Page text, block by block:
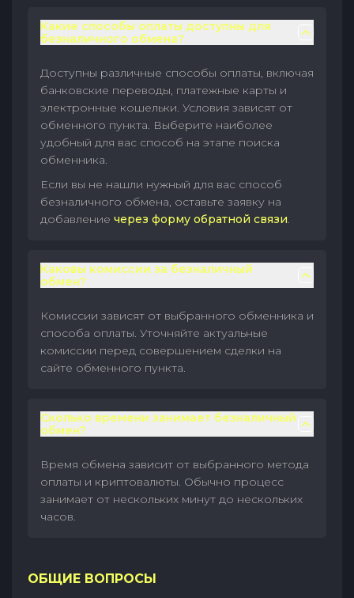
Какие способы оплаты доступны для
безналичного обмена?
Доступны различные способы оплаты, включая
банковские переводы, платежные карты и
электронные кошельки. Условия зависят от
обменного пункта. Выберите наиболее
удобный для вас способ на этапе поиска
обменника.
Если вы не нашли нужный для вас способ
безналичного обмена, оставьте заявку на
добавление через форму обратной связи.
Каковы комиссии за безналичный
обмен?
Комиссии зависят от выбранного обменника и
способа оплаты. Уточняйте актуальные
комиссии перед совершением сделки на
сайте обменного пункта.
Сколько времени занимает безналичный
обмен?
Время обмена зависит от выбранного метода
оплаты и криптовалюты. Обычно процесс
занимает от нескольких минут до нескольких
часов.
ОБЩИЕ ВОПРОСЫ